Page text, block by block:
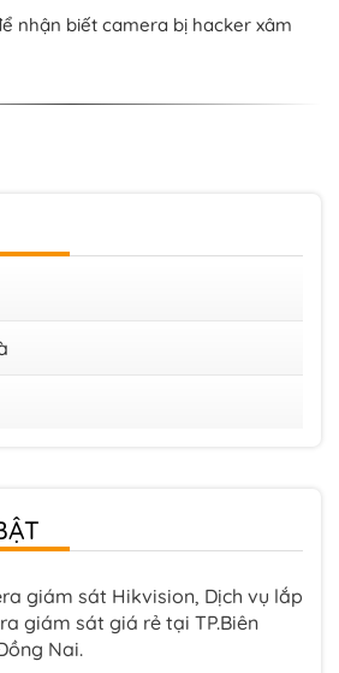
nhận biết camera bị hacker xâm
giám sát giá rẻ tại TP.Biên
Nai.